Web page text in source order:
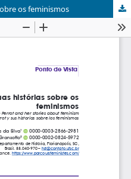
os feminismos